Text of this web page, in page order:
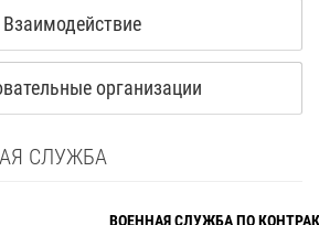
Взаимодействие
организации
СЛУЖБА
ВОЕННАЯ СЛУЖБА ПО